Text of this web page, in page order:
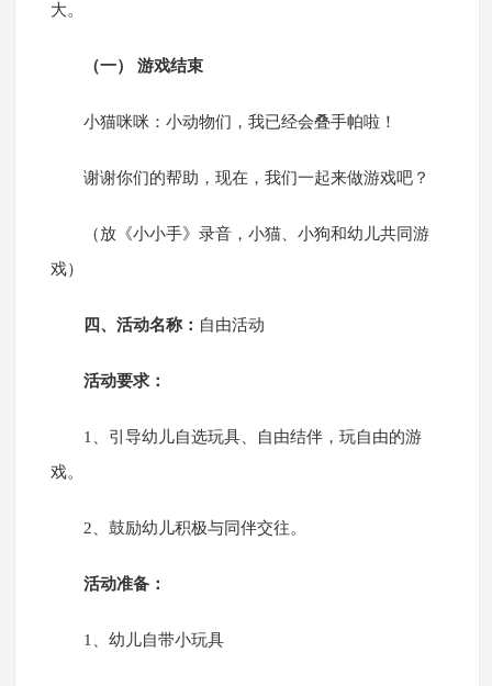
大。
（一） 游戏结束
小猫咪咪：小动物们，我已经会叠手帕啦！
谢谢你们的帮助，现在，我们一起来做游戏吧？
（放《小小手》录音，小猫、小狗和幼儿共同游
戏）
四、活动名称： 自由活动
活动要求：
1、引导幼儿自选玩具、自由结伴，玩自由的游
戏。
2、鼓励幼儿积极与同伴交往。
活动准备：
1、幼儿自带小玩具